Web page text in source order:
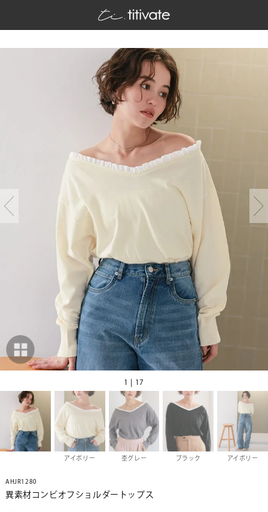
1 | 17
アイボリー 杢グレー ブラック アイボリー
AHJR1280
異素材コンビオフショルダートップス